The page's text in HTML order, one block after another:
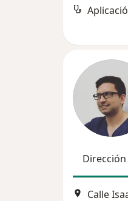
Dirección